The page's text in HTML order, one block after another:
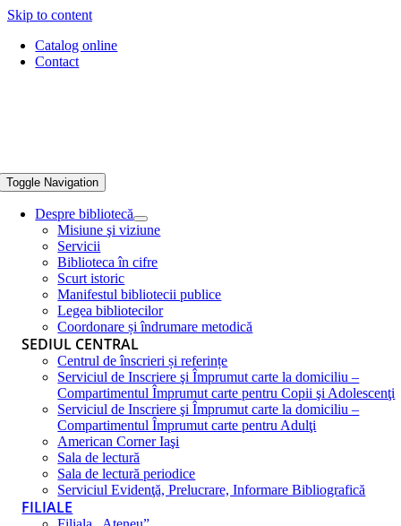
Skip to content
Catalog online
Contact
Toggle Navigation
Despre bibliotecă
Misiune şi viziune
Servicii
Biblioteca în cifre
Scurt istoric
Manifestul bibliotecii publice
Legea bibliotecilor
Coordonare și îndrumare metodică
SEDIUL CENTRAL
Centrul de înscrieri și referințe
Serviciul de Inscriere şi Împrumut carte la domiciliu –
Compartimentul Împrumut carte pentru Copii şi Adolescenţi
Serviciul de Inscriere şi Împrumut carte la domiciliu –
Compartimentul Împrumut carte pentru Adulţi
American Corner Iaşi
Sala de lectură
Sala de lectură periodice
Serviciul Evidenţă, Prelucrare, Informare Bibliografică
FILIALE